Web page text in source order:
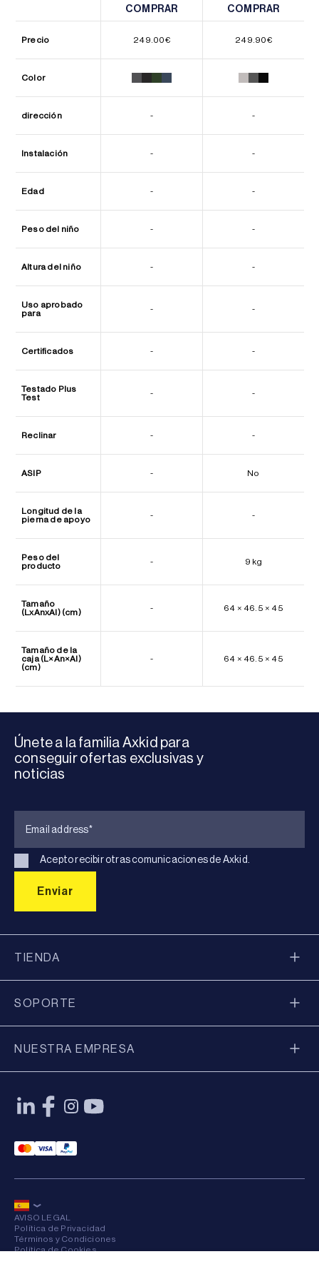
COMPRAR
COMPRAR
COMPRAR
COMPRAR
Precio 249.00€ 249.90€
Color
dirección - -
Instalación - -
Edad - -
Peso del niño - -
Altura del niño - -
Uso aprobado
para
- -
Certificados - -
Testado Plus
Test
- -
Reclinar - -
ASIP - No
Longitud de la
pierna de apoyo
- -
Peso del
producto
- 9 kg
Tamaño
(LxAnxAl) (cm)
- 64 × 46.5 × 45
Tamaño de la
caja (L×An×Al)
(cm)
- 64 × 46.5 × 45
Únete a la familia Axkid para
conseguir ofertas exclusivas y
noticias
Acepto recibir otras comunicaciones de Axkid.
TIENDA
SOPORTE
NUESTRA EMPRESA
Mastercard Payment
Visa Payment
Paypal Payment
AVISO LEGAL
Política de Privacidad
Términos y Condiciones
Política de Cookies